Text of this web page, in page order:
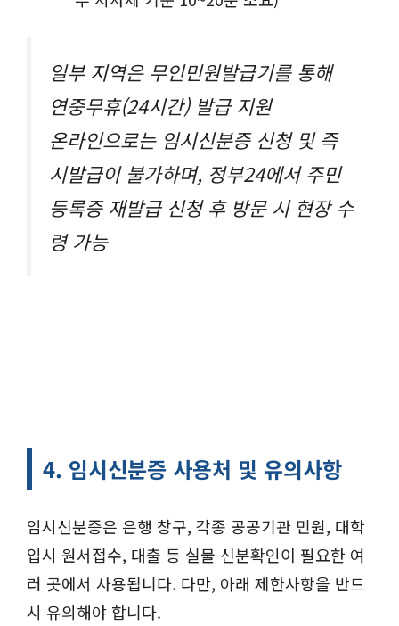
일부 지역은 무인민원발급기를 통해
연중무휴(24시간) 발급 지원
온라인으로는 임시신분증 신청 및 즉
시발급이 불가하며, 정부24에서 주민
등록증 재발급 신청 후 방문 시 현장 수
령 가능
4. 임시신분증 사용처 및 유의사항
임시신분증은 은행 창구, 각종 공공기관 민원, 대학
입시 원서접수, 대출 등 실물 신분확인이 필요한 여
러 곳에서 사용됩니다. 다만, 아래 제한사항을 반드
시 유의해야 합니다.